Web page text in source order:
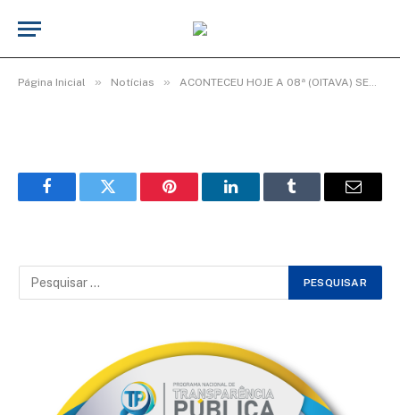
Página Inicial » Notícias » ACONTECEU HOJE A 08ª (OITAVA) SESSÃO EXTRAORDINÁRIA DO 3º PERÍODO LEGISLATIVO DA 20ª LEGISLATURA.
WhatsApp Image 2026-06-15 at 09.55.24
FacebookTwitter Pinterest LinkedInTumblr Email